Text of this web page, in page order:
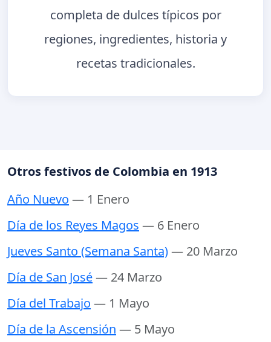
completa de dulces típicos por
regiones, ingredientes, historia y
recetas tradicionales.
Otros festivos de Colombia en 1913
Año Nuevo — 1 Enero
Día de los Reyes Magos — 6 Enero
Jueves Santo (Semana Santa)— 20 Marzo
Día de San José— 24 Marzo
Día del Trabajo — 1 Mayo
Día de la Ascensión — 5 Mayo